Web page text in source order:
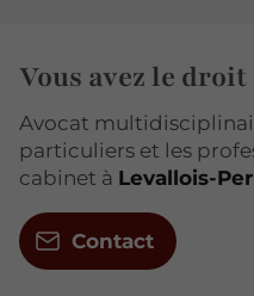
Vous avez le droit
Avocat
particuliers et les
cabinet à Levallois-
Contact